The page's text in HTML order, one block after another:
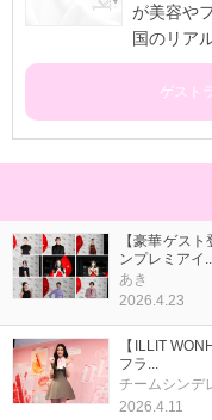
が美容や
国のリア
ゲスト
【豪華ゲス
ンプレミアイ
あき
2026.4.23
【ILLIT
フラ...
チームシンデ
2026.4.11